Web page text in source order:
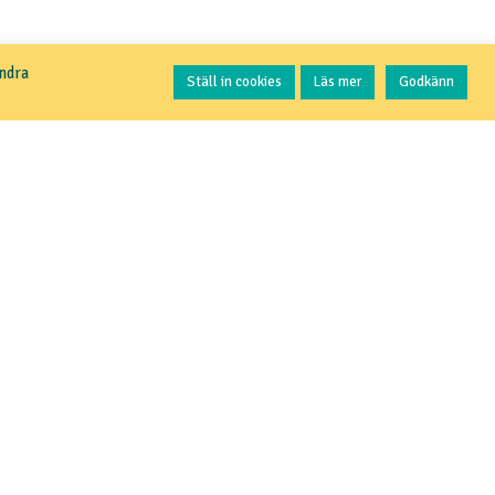
Ställ in cookies Läs mer Godkänn
Kontakta oss